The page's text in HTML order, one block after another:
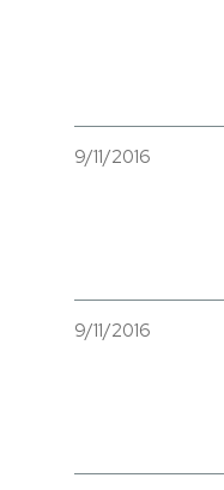
9/11/2016
9/11/2016